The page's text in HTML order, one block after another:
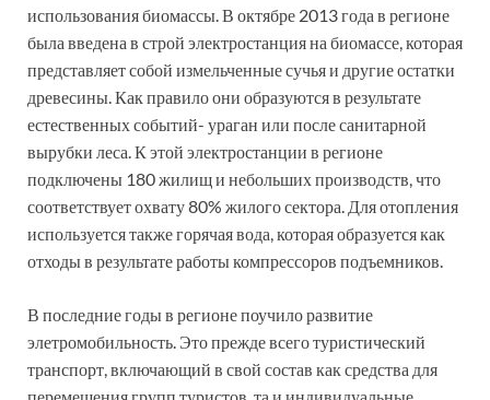
использования биомассы. В октябре 2013 года в регионе
была введена в строй электростанция на биомассе, которая
представляет собой измельченные сучья и другие остатки
древесины. Как правило они образуются в результате
естественных событий- ураган или после санитарной
вырубки леса. К этой электростанции в регионе
подключены 180 жилищ и небольших производств, что
соответствует охвату 80% жилого сектора. Для отопления
используется также горячая вода, которая образуется как
отходы в результате работы компрессоров подъемников.
В последние годы в регионе поучило развитие
элетромобильность. Это прежде всего туристический
транспорт, включающий в свой состав как средства для